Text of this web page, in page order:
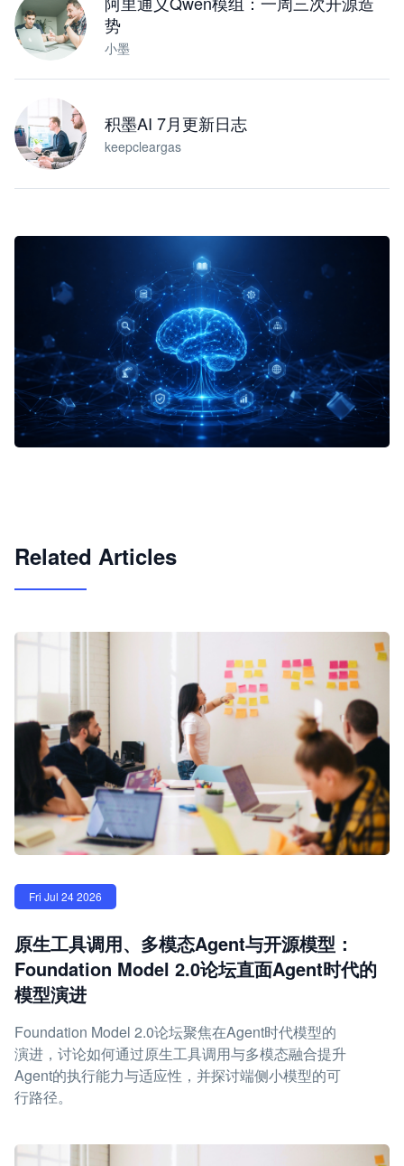
势
小墨
积墨AI 7月更新日志
keepcleargas
Related Articles
Fri Jul 24 2026
原生工具调用、多模态Agent与开源模型：
Foundation Model 2.0论坛直面Agent时代的
模型演进
Foundation Model 2.0论坛聚焦在Agent时代模型的
演进，讨论如何通过原生工具调用与多模态融合提升
Agent的执行能力与适应性，并探讨端侧小模型的可
行路径。